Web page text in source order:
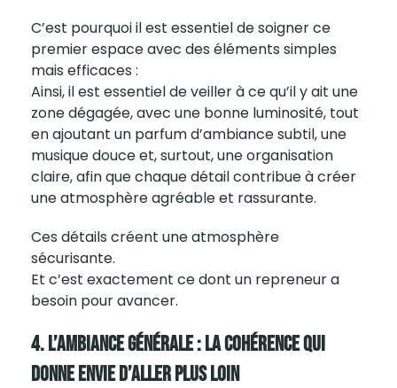
C’est pourquoi il est essentiel de soigner ce
premier espace avec des éléments simples
mais efficaces :
Ainsi, il est essentiel de veiller à ce qu’il y ait une
zone dégagée, avec une bonne luminosité, tout
en ajoutant un parfum d’ambiance subtil, une
musique douce et, surtout, une organisation
claire, afin que chaque détail contribue à créer
une atmosphère agréable et rassurante.
Ces détails créent une atmosphère
sécurisante.
Et c’est exactement ce dont un repreneur a
besoin pour avancer.
4. L’ambiance Générale : La Cohérence Qui
Donne Envie D’aller Plus Loin